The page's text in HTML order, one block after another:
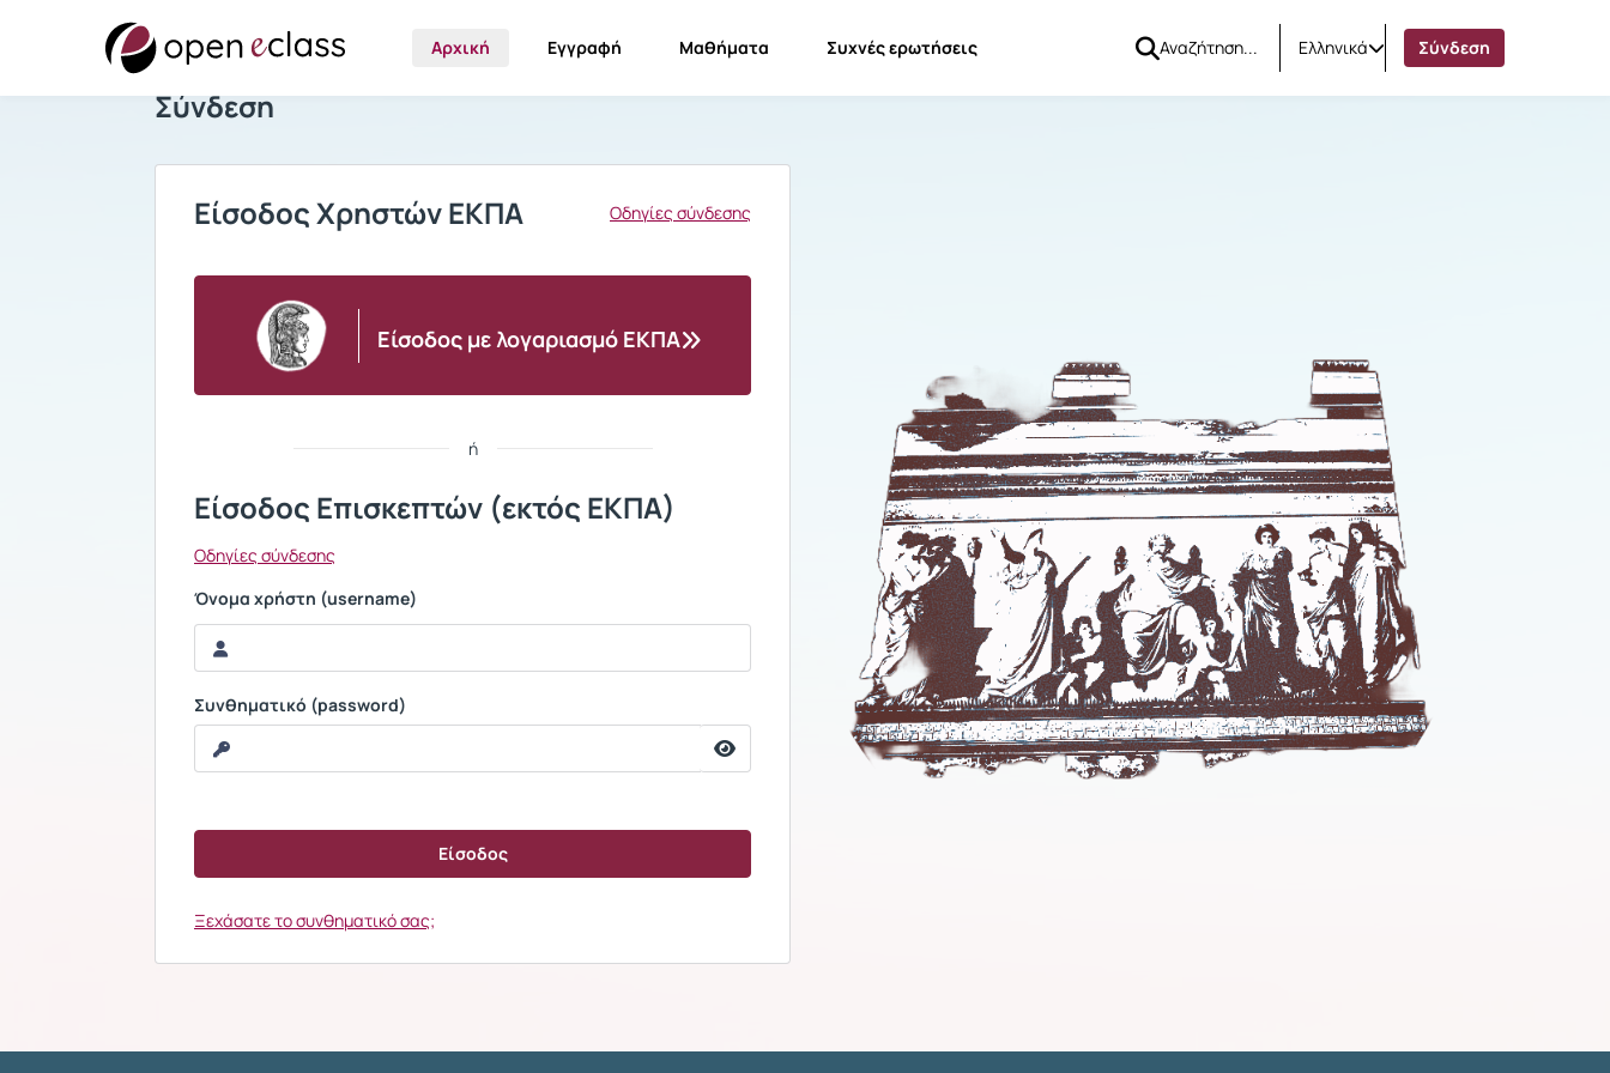
Αρχική Εγγραφή Μαθήματα Συχνές ερωτήσεις Ελληνικά Σύνδεση
Σύνδεση
Είσοδος Χρηστών ΕΚΠΑ Οδηγίες σύνδεσης
Είσοδος με λογαριασμό ΕΚΠΑ
ή
Είσοδος Επισκεπτών (εκτός ΕΚΠΑ)
Οδηγίες σύνδεσης
Όνομα χρήστη (username)
Συνθηματικό (password)
Ξεχάσατε το συνθηματικό σας;